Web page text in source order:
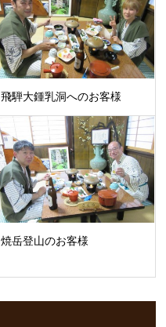
飛騨大鍾乳洞へのお客様
焼岳登山のお客様